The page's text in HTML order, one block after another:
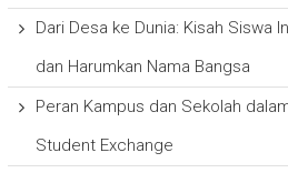
Dari Desa ke Dunia: Kisah Siswa
dan Harumkan Nama Bangsa
Peran Kampus dan Sekolah
Student Exchange